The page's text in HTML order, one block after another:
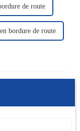
de route
bordure de route